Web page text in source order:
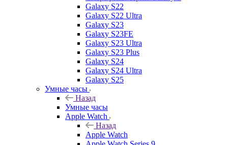
Galaxy S22
Galaxy S22 Ultra
Galaxy S23
Galaxy S23FE
Galaxy S23 Ultra
Galaxy S23 Plus
Galaxy S24
Galaxy S24 Ultra
Galaxy S25
Умные часы
Назад
Умные часы
Apple Watch
Назад
Apple Watch